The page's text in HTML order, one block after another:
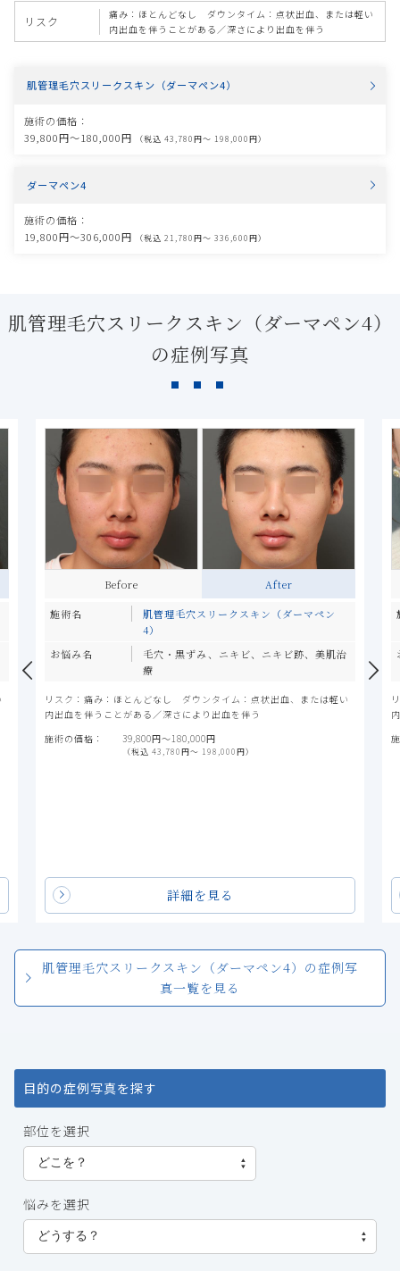
リスク
痛み：ほとんどなし ダウンタイム：点状出血、または軽い
内出血を伴うことがある／深さにより出血を伴う
肌管理毛穴スリークスキン（ダーマペン4）
施術の価格：
39,800円〜180,000円
（税込 43,780円〜 198,000円）
ダーマペン4
施術の価格：
19,800円〜306,000円
（税込 21,780円〜 336,600円）
肌管理毛穴スリークスキン（ダーマペン4）
の症例写真
Before After
施術名
肌管理毛穴スリークスキン（ダーマペン
4）
お悩み名
毛穴・黒ずみ、ニキビ、ニキビ跡、美肌治
療
リスク：痛み：ほとんどなし ダウンタイム：点状出血、または軽い
内出血を伴うことがある／深さにより出血を伴う
施術の価格：
39,800円〜180,000円
（税込 43,780円〜 198,000円）
詳細を見る
肌管理毛穴スリークスキン（ダーマペン4）の症例写
真一覧を見る
目的の症例写真を探す
部位を選択
悩みを選択